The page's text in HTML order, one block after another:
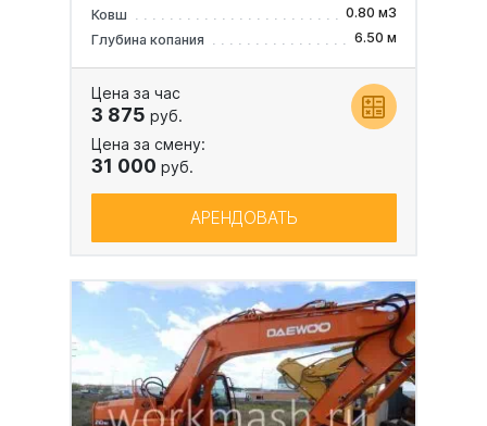
Ковш
0.80 м3
Глубина копания
6.50 м
Цена за час
3 875 руб.
Цена за смену:
31 000 руб.
АРЕНДОВАТЬ